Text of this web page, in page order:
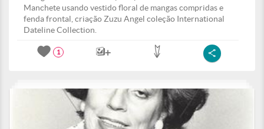
Manchete usando vestido floral de mangas compridas e
fenda frontal, criação Zuzu Angel coleção International
Dateline Collection.
1